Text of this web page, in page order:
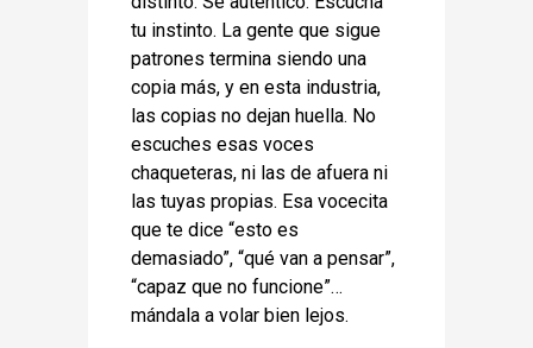
tu instinto. La gente que sigue
patrones termina siendo una
copia más, y en esta industria,
las copias no dejan huella. No
escuches esas voces
chaqueteras, ni las de afuera ni
las tuyas propias. Esa vocecita
que te dice “esto es
demasiado”, “qué van a pensar”,
“capaz que no funcione”…
mándala a volar bien lejos.